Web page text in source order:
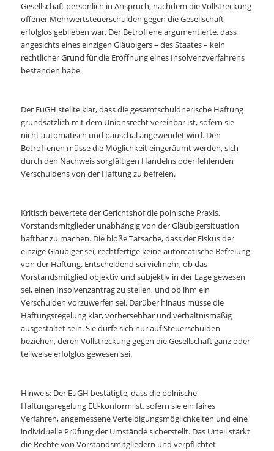
Gesellschaft persönlich in Anspruch, nachdem die Vollstreckung
offener Mehrwertsteuerschulden gegen die Gesellschaft
erfolglos geblieben war. Der Betroffene argumentierte, dass
angesichts eines einzigen Gläubigers – des Staates – kein
rechtlicher Grund für die Eröffnung eines Insolvenzverfahrens
bestanden habe.
Der EuGH stellte klar, dass die gesamtschuldnerische Haftung
grundsätzlich mit dem Unionsrecht vereinbar ist, sofern sie
nicht automatisch und pauschal angewendet wird. Den
Betroffenen müsse die Möglichkeit eingeräumt werden, sich
durch den Nachweis sorgfältigen Handelns oder fehlenden
Verschuldens von der Haftung zu befreien.
Kritisch bewertete der Gerichtshof die polnische Praxis,
Vorstandsmitglieder unabhängig von der Gläubigersituation
haftbar zu machen. Die bloße Tatsache, dass der Fiskus der
einzige Gläubiger sei, rechtfertige keine automatische Befreiung
von der Haftung. Entscheidend sei vielmehr, ob das
Vorstandsmitglied objektiv und subjektiv in der Lage gewesen
sei, einen Insolvenzantrag zu stellen, und ob ihm ein
Verschulden vorzuwerfen sei. Darüber hinaus müsse die
Haftungsregelung klar, vorhersehbar und verhältnismäßig
ausgestaltet sein. Sie dürfe sich nur auf Steuerschulden
beziehen, deren Vollstreckung gegen die Gesellschaft ganz oder
teilweise erfolglos gewesen sei.
Hinweis: Der EuGH bestätigte, dass die polnische
Haftungsregelung EU-konform ist, sofern sie ein faires
Verfahren, angemessene Verteidigungsmöglichkeiten und eine
individuelle Prüfung der Umstände sicherstellt. Das Urteil stärkt
die Rechte von Vorstandsmitgliedern und verpflichtet